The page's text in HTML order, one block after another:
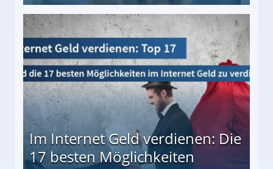
besten Möglichkeiten
Im Internet Geld verdienen: Die
17 besten Möglichkeiten